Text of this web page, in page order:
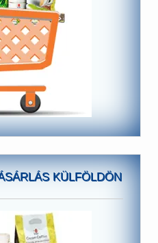
KÜLFÖLDÖN